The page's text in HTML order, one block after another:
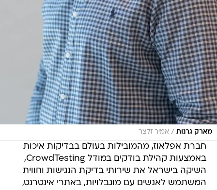
מארק גרנות / אמיר זלצר
חברת אפלאוז, מהמובילות בעולם בבדיקות איכות
באמצעות קהילת בודקים במודל CrowdTesting,
השיקה בישראל את שירותי בדיקת הנגישות וחווית
המשתמש לאנשים עם מוגבלויות, באתרי אינטרנט,